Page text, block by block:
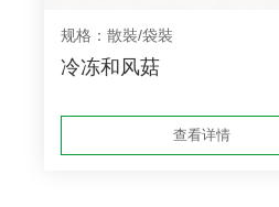
规格：散裝/袋裝
冷冻和风菇
查看详情